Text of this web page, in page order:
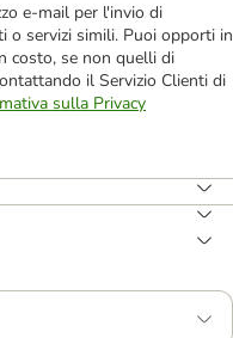
e-mail per l'invio di
o servizi simili. Puoi opporti in
costo, se non quelli di
il Servizio Clienti di
sulla Privacy